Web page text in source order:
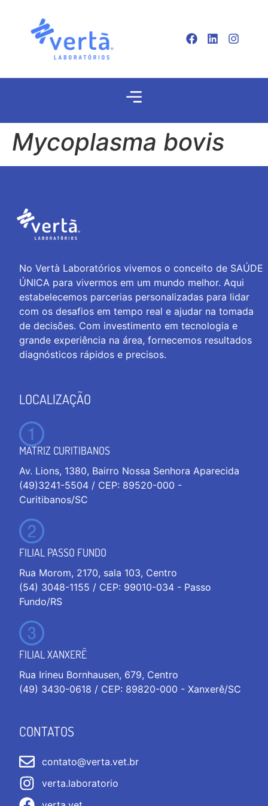
Mycoplasma bovis
No Vertà Laboratórios vivemos o conceito de SAÚDE
ÚNICA para vivermos em um mundo melhor. Aqui
estabelecemos parcerias personalizadas para lidar
com os desafios em tempo real e ajudar na tomada
de decisões. Com investimento em tecnologia e
grande experiência na área, fornecemos resultados
diagnósticos rápidos e precisos.
LOCALIZAÇÃO
MATRIZ CURITIBANOS
Av. Lions, 1380, Bairro Nossa Senhora Aparecida
(49)3241-5504 / CEP: 89520-000 -
Curitibanos/SC
FILIAL PASSO FUNDO
Rua Morom, 2170, sala 103, Centro
(54) 3048-1155 / CEP: 99010-034 - Passo
Fundo/RS
FILIAL XANXERÊ
Rua Irineu Bornhausen, 679, Centro
(49) 3430-0618 / CEP: 89820-000 - Xanxerê/SC
CONTATOS
contato@verta.vet.br
verta.laboratorio